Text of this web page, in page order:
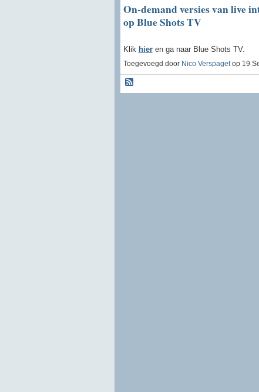
On-demand versies van live
op Blue Shots TV
Klik hieren ga naar Blue Shots TV.
Toegevoegd door Nico Verspagetop 19